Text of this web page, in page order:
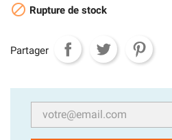
 Rupture de stock
Partager